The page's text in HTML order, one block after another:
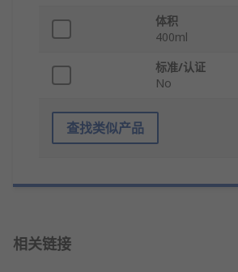
体积
400ml
标准/认证
No
查找类似产品
相关链接